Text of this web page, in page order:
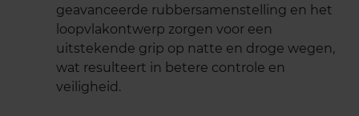
geavanceerde rubbersamenstelling en het
loopvlakontwerp zorgen voor een
uitstekende grip op natte en droge wegen,
wat resulteert in betere controle en
veiligheid.